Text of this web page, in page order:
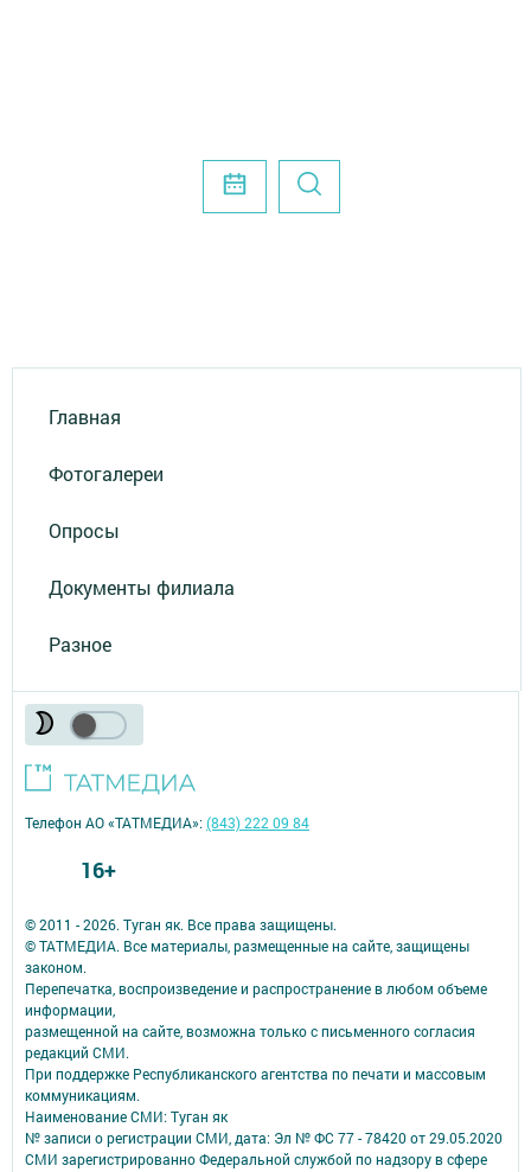
Главная
Фотогалереи
Опросы
Документы филиала
Разное
© 2011 - 2026. Туган як. Все права защищены.
© ТАТМЕДИА. Все материалы, размещенные на сайте, защищены
законом.
Перепечатка, воспроизведение и распространение в любом объеме
информации,
размещенной на сайте, возможна только с письменного согласия
редакций СМИ.
При поддержке Республиканского агентства по печати и массовым
коммуникациям.
Наименование СМИ: Туган як
№ записи о регистрации СМИ, дата: Эл № ФС 77 - 78420 от 29.05.2020
СМИ зарегистрированно Федеральной службой по надзору в сфере
Телефон АО «ТАТМЕДИА»:(843) 222 09 84
16+